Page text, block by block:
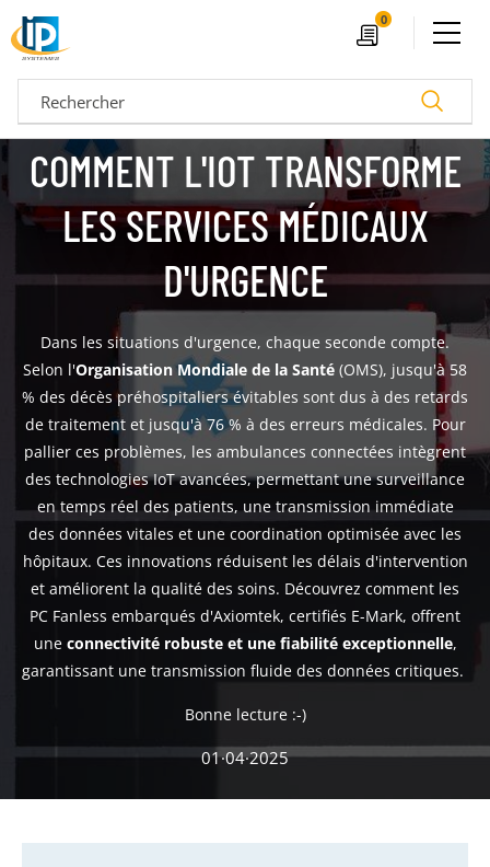
0
Devis
04 72 14 18 00 Nos configurateurs
Ouvrir le menu
COMMENT L'IOT TRANSFORME
LES SERVICES MÉDICAUX
D'URGENCE
Dans les situations d'urgence, chaque seconde compte.
Selon l'Organisation Mondiale de la Santé (OMS), jusqu'à 58
% des décès préhospitaliers évitables sont dus à des retards
de traitement et jusqu'à 76 % à des erreurs médicales. Pour
pallier ces problèmes, les ambulances connectées intègrent
des technologies IoT avancées, permettant une surveillance
en temps réel des patients, une transmission immédiate
des données vitales et une coordination optimisée avec les
hôpitaux. Ces innovations réduisent les délais d'intervention
et améliorent la qualité des soins. Découvrez comment les
PC Fanless embarqués d'Axiomtek, certifiés E-Mark, offrent
une connectivité robuste et une fiabilité exceptionnelle,
garantissant une transmission fluide des données critiques.
Bonne lecture :-)
01·04·2025